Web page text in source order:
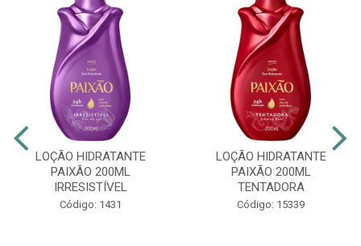
LOÇÃO HIDRATANTE
PAIXÃO 200ML
IRRESISTÍVEL
Código: 1431
LOÇÃO HIDRATANTE
PAIXÃO 200ML
TENTADORA
Código: 15339